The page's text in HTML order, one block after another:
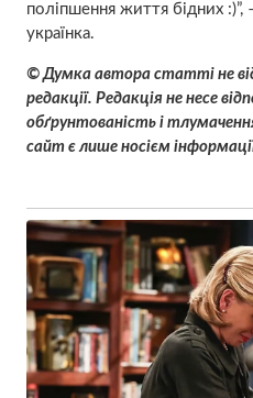
поліпшення життя бідних :)”,
українка.
© Думка автора статті не
редакції. Редакція не несе
обґрунтованість і
сайт є лише носієм